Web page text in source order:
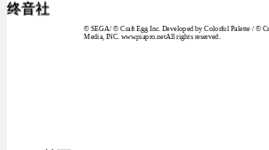
终音社
© SEGA / © Craft Egg Inc. Developed by Colorful Palette / ©
Media, INC. www.piapro.netAll rights reserved.